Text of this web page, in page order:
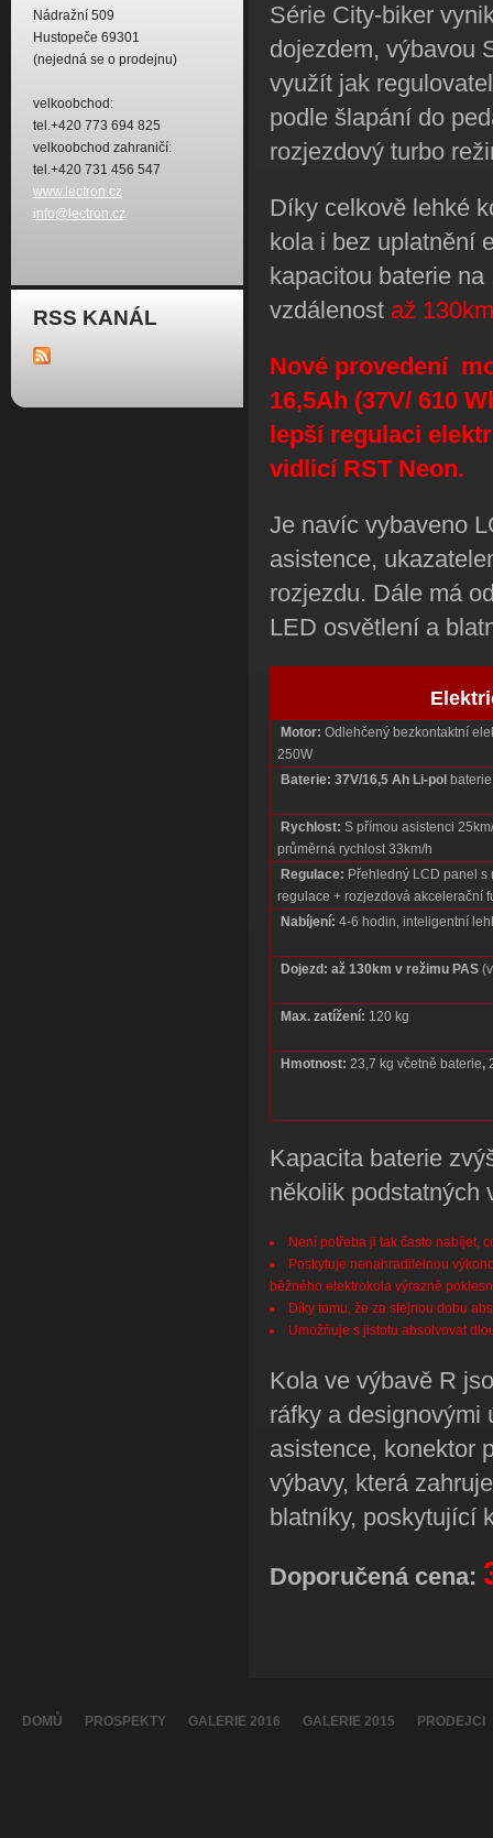
Nádražní 509
Hustopeče 69301
(nejedná se o prodejnu)
velkoobchod:
tel.+420 773 694 825
velkoobchod zahraničí:
tel.+420 731 456 547
www.lectron.cz
info@lectron.cz
RSS KANÁL
Série City-biker
dojezdem, výbavou
využít jak
podle šlapání do
rozjezdový turbo
Díky celkově lehké
kola i bez uplatnění
kapacitou baterie na
vzdálenost až
Nové provedení
16,5Ah (37V/ 610
lepší regulaci
vidlicí RST Neon.
Je navíc vybaveno
asistence,
rozjezdu. Dále má
LED osvětlení a
Motor: Odlehčený bezkontaktní
250W
Baterie: 37V/16,5 Ah Li-pol
Rychlost: S přímou asistenci
průměrná rychlost 33km/h
Regulace: Přehledný LCD panel
regulace + rozjezdová akcelerační
Nabíjení: 4-6 hodin, inteligentní
Dojezd: až 130km v režimu PAS
Max. zatížení: 120 kg
Hmotnost: 23,7 kg včetně baterie,
Kapacita baterie
několik podstatných
Není potřeba ji tak často nabíjet,
Poskytuje nenahraditelnou
běžného elektrokola výrazně
Díky tomu, že za stejnou dobu
Umožňuje s jistotu absolvovat
Kola ve výbavě R
ráfky a designovými
asistence, konektor
výbavy, která
blatníky, poskytující
Doporučená cena:
DOMŮ PROSPEKTY GALERIE 2016 GALERIE 2015 PRODEJCI